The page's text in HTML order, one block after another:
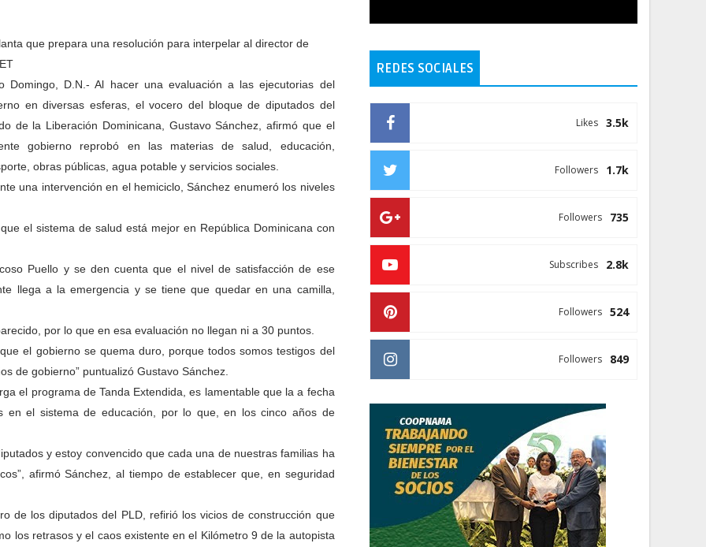
que prepara una resolución para interpelar al director de
Domingo, D.N.- Al hacer una evaluación a las ejecutorias del
en diversas esferas, el vocero del bloque de diputados del
de la Liberación Dominicana, Gustavo Sánchez, afirmó que el
gobierno reprobó en las materias de salud, educación,
obras públicas, agua potable y servicios sociales.
una intervención en el hemiciclo, Sánchez enumeró los niveles
el sistema de salud está mejor en República Dominicana con
Puello y se den cuenta que el nivel de satisfacción de ese
llega a la emergencia y se tiene que quedar en una camilla,
por lo que en esa evaluación no llegan ni a 30 puntos.
el gobierno se quema duro, porque todos somos testigos del
de gobierno” puntualizó Gustavo Sánchez.
el programa de Tanda Extendida, es lamentable que la a fecha
en el sistema de educación, por lo que, en los cinco años de
y estoy convencido que cada una de nuestras familias ha
afirmó Sánchez, al tiempo de establecer que, en seguridad
de los diputados del PLD, refirió los vicios de construcción que
los retrasos y el caos existente en el Kilómetro 9 de la autopista
REDES SOCIALES
3.5k
Likes
1.7k
Followers
735
Followers
2.8k
Subscribes
524
Followers
849
Followers